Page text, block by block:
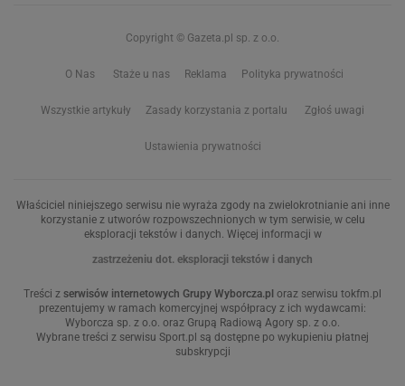
Copyright © Gazeta.pl sp. z o.o.
O Nas Staże u nas Reklama Polityka prywatności
Wszystkie artykuły Zasady korzystania z portalu Zgłoś uwagi
Ustawienia prywatności
Właściciel niniejszego serwisu nie wyraża zgody na zwielokrotnianie ani inne
korzystanie z utworów rozpowszechnionych w tym serwisie, w celu
eksploracji tekstów i danych. Więcej informacji w
zastrzeżeniu dot. eksploracji tekstów i danych
Treści z serwisów internetowych Grupy Wyborcza.pl oraz serwisu tokfm.pl
prezentujemy w ramach komercyjnej współpracy z ich wydawcami:
Wyborcza sp. z o.o. oraz Grupą Radiową Agory sp. z o.o.
Wybrane treści z serwisu Sport.pl są dostępne po wykupieniu płatnej
subskrypcji